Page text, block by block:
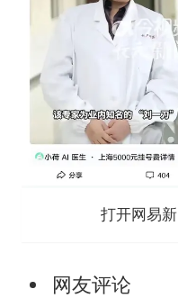
打开网易
网友评论